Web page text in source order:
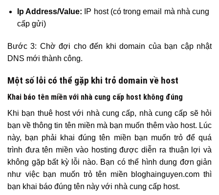
Ip Address/Value: IP host (có trong email mà nhà cung
cấp gửi)
Bước 3: Chờ đợi cho đến khi domain của bạn cập nhật
DNS mới thành công.
Một số lỗi có thể gặp khi trỏ domain về host
Khai báo tên miền với nhà cung cấp host không đúng
Khi bạn thuê host với nhà cung cấp, nhà cung cấp sẽ hỏi
bạn về thông tin tên miền mà bạn muốn thêm vào host. Lúc
này, bạn phải khai đúng tên miền bạn muốn trỏ để quá
trình đưa tên miền vào hosting được diễn ra thuận lợi và
không gặp bất kỳ lỗi nào. Bạn có thể hình dung đơn giản
như việc bạn muốn trỏ tên miền bloghainguyen.com thì
bạn khai báo đúng tên này với nhà cung cấp host.